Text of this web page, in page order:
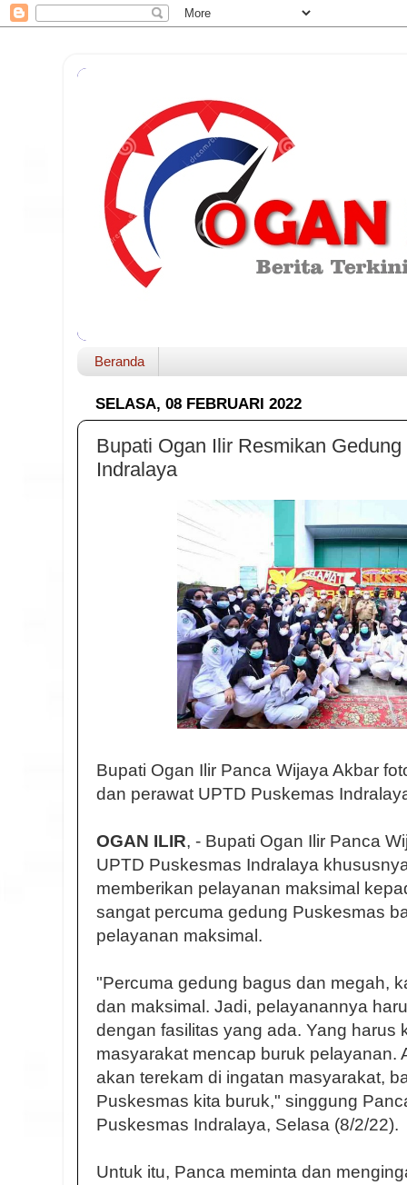
Beranda
SELASA, 08 FEBRUARI 2022
Bupati Ogan Ilir Resmikan
Indralaya
Bupati Ogan Ilir Panca Wijaya Akbar
dan perawat UPTD Puskemas
OGAN ILIR, - Bupati Ogan Ilir Panca
UPTD Puskesmas Indralaya
memberikan pelayanan maksimal
sangat percuma gedung Puskesmas
pelayanan maksimal.
"Percuma gedung bagus dan megah,
dan maksimal. Jadi, pelayanannya
dengan fasilitas yang ada. Yang harus
masyarakat mencap buruk pelayanan.
akan terekam di ingatan masyarakat,
Puskesmas kita buruk," singgung
Puskesmas Indralaya, Selasa (8/2/22).
Untuk itu, Panca meminta dan